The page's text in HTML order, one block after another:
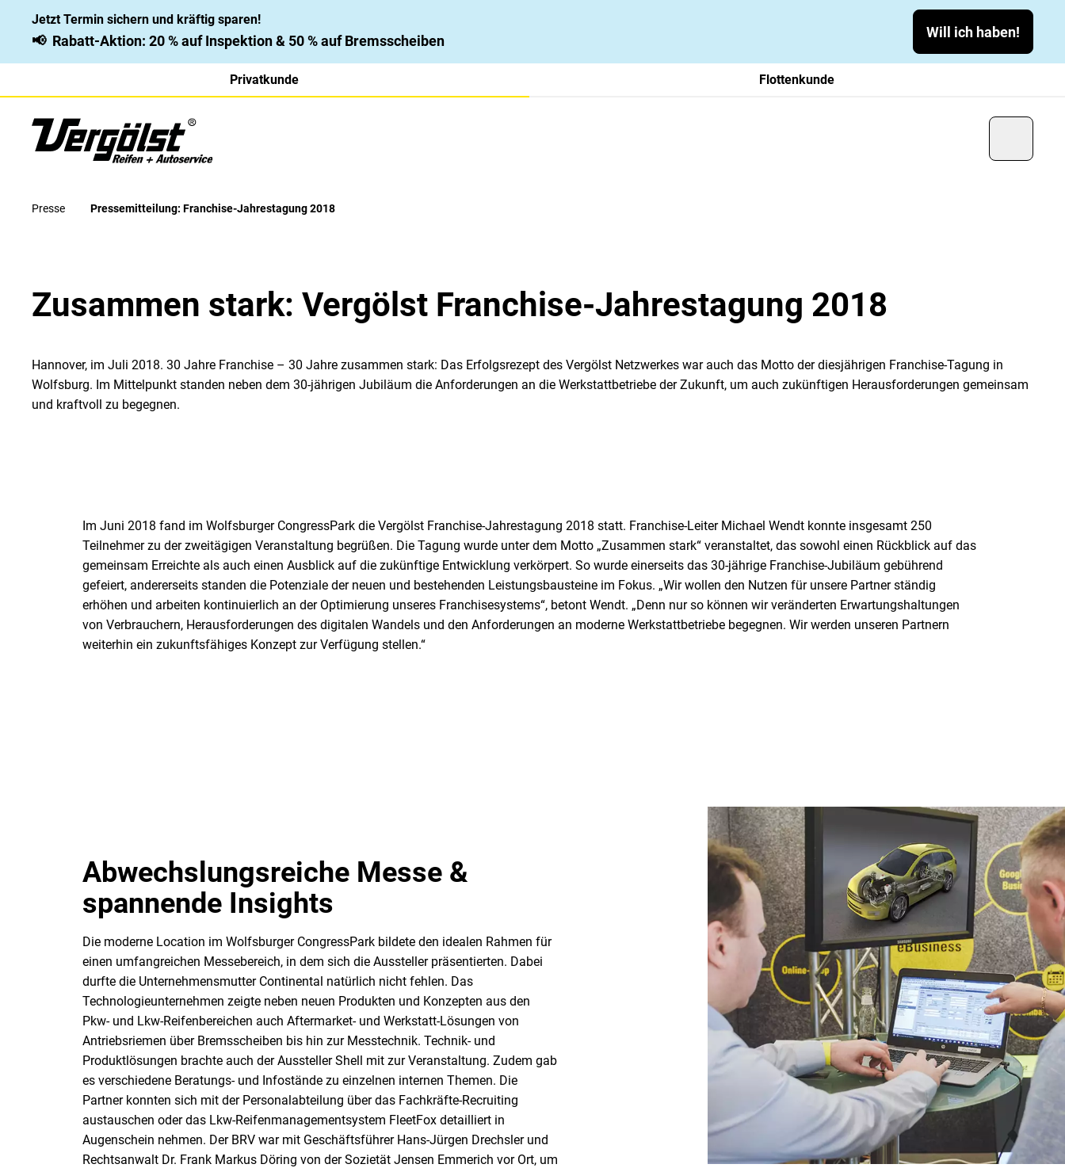
Jetzt Termin sichern und kräftig sparen!
📢 Rabatt-Aktion: 20 % auf Inspektion & 50 % auf Bremsscheiben
Will ich haben!
Privatkunde Flottenkunde
Presse Pressemitteilung: Franchise-Jahrestagung 2018
Zusammen stark: Vergölst Franchise-Jahrestagung 2018
Hannover, im Juli 2018. 30 Jahre Franchise – 30 Jahre zusammen stark: Das Erfolgsrezept des Vergölst Netzwerkes war auch das Motto der diesjährigen Franchise-Tagung in
Wolfsburg. Im Mittelpunkt standen neben dem 30-jährigen Jubiläum die Anforderungen an die Werkstattbetriebe der Zukunft, um auch zukünftigen Herausforderungen gemeinsam
und kraftvoll zu begegnen.
Im Juni 2018 fand im Wolfsburger CongressPark die Vergölst Franchise-Jahrestagung 2018 statt. Franchise-Leiter Michael Wendt konnte insgesamt 250
Teilnehmer zu der zweitägigen Veranstaltung begrüßen. Die Tagung wurde unter dem Motto „Zusammen stark“ veranstaltet, das sowohl einen Rückblick auf das
gemeinsam Erreichte als auch einen Ausblick auf die zukünftige Entwicklung verkörpert. So wurde einerseits das 30-jährige Franchise-Jubiläum gebührend
gefeiert, andererseits standen die Potenziale der neuen und bestehenden Leistungsbausteine im Fokus. „Wir wollen den Nutzen für unsere Partner ständig
erhöhen und arbeiten kontinuierlich an der Optimierung unseres Franchisesystems“, betont Wendt. „Denn nur so können wir veränderten Erwartungshaltungen
von Verbrauchern, Herausforderungen des digitalen Wandels und den Anforderungen an moderne Werkstattbetriebe begegnen. Wir werden unseren Partnern
weiterhin ein zukunftsfähiges Konzept zur Verfügung stellen.“
Abwechslungsreiche Messe &
spannende Insights
Die moderne Location im Wolfsburger CongressPark bildete den idealen Rahmen für
einen umfangreichen Messebereich, in dem sich die Aussteller präsentierten. Dabei
durfte die Unternehmensmutter Continental natürlich nicht fehlen. Das
Technologieunternehmen zeigte neben neuen Produkten und Konzepten aus den
Pkw- und Lkw-Reifenbereichen auch Aftermarket- und Werkstatt-Lösungen von
Antriebsriemen über Bremsscheiben bis hin zur Messtechnik. Technik- und
Produktlösungen brachte auch der Aussteller Shell mit zur Veranstaltung. Zudem gab
es verschiedene Beratungs- und Infostände zu einzelnen internen Themen. Die
Partner konnten sich mit der Personalabteilung über das Fachkräfte-Recruiting
austauschen oder das Lkw-Reifenmanagementsystem FleetFox detailliert in
Augenschein nehmen. Der BRV war mit Geschäftsführer Hans-Jürgen Drechsler und
Rechtsanwalt Dr. Frank Markus Döring von der Sozietät Jensen Emmerich vor Ort, um